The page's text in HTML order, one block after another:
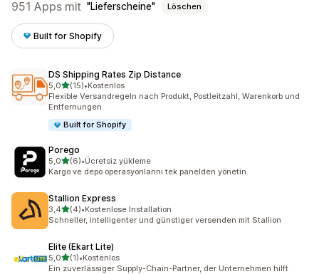
951 Apps mit Lieferscheine Löschen
Built for Shopify
DS Shipping Rates Zip Distance
5,0von 5 Sternen
(15)
15 Rezensionen insgesamt
•Kostenlos
Flexible Versandregeln nach Produkt, Postleitzahl, Warenkorb und
Entfernungen.
Built for Shopify
Porego
5,0von 5 Sternen
(6)
6 Rezensionen insgesamt
•Ücretsiz yükleme
Kargo ve depo operasyonlarını tek panelden yönetin.
Stallion Express
3,4von 5 Sternen
(4)
4 Rezensionen insgesamt
•Kostenlose Installation
Schneller, intelligenter und günstiger versenden mit Stallion
Elite (Ekart Lite)
5,0von 5 Sternen
(1)
1 Rezensionen insgesamt
•Kostenlos
Ein zuverlässiger Supply-Chain-Partner, der Unternehmen hilft